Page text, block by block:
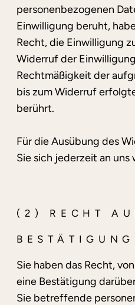
personenbezogenen
Einwilligung beruht,
Recht, die Einwilligung
Widerruf der
Rechtmäßigkeit der
bis zum Widerruf
berührt.
Für die Ausübung des
Sie sich jederzeit an uns
(2) RECHT
BESTÄTIGUNG
Sie haben das Recht,
eine Bestätigung
Sie betreffende